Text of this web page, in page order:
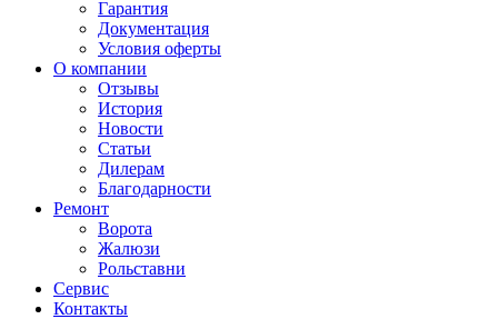
Гарантия
Документация
Условия оферты
О компании
Отзывы
История
Новости
Статьи
Дилерам
Благодарности
Ремонт
Ворота
Жалюзи
Рольставни
Сервис
Контакты